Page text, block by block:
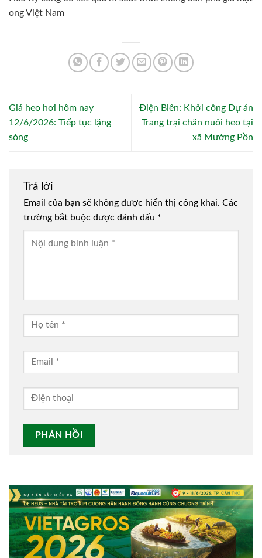
ong Việt Nam
Giá heo hơi hôm nay
12/6/2026: Tiếp tục lặng
sóng
Điện Biên: Khởi công Dự án
Trang trại chăn nuôi heo tại
xã Mường Pồn
Trả lời
Email của bạn sẽ không được hiển thị công khai. Các
trường bắt buộc được đánh dấu *